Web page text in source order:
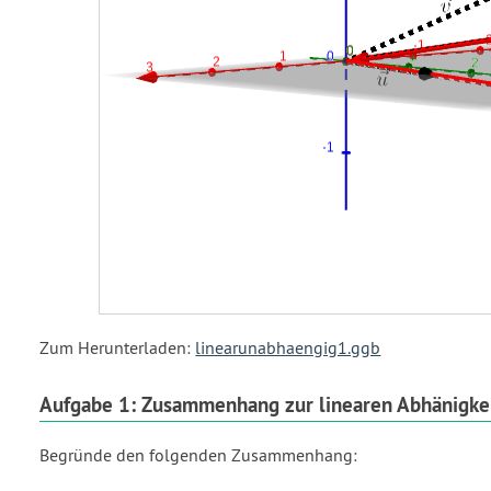
Zum Herunterladen: linearunabhaengig1.ggb
Aufgabe 1: Zusammenhang zur linearen
Begründe den folgenden Zusammenhang: